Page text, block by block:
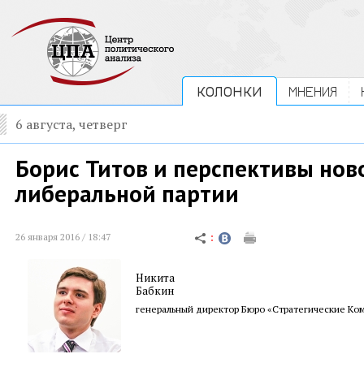
КОЛОНКИ МНЕНИЯ
6 августа, четверг
Борис Титов и перспективы
либеральной партии
26 января 2016 / 18:47
Никита
Бабкин
генеральный директор Бюро «Стратегические